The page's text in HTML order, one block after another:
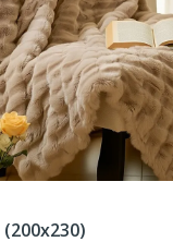
для красного